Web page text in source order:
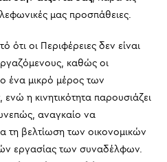
μας προσπάθειες.
ότι οι Περιφέρειες δεν είναι
καθώς οι
ένα μικρό μέρος των
η κινητικότητα παρουσιάζει
αναγκαίο να
τη βελτίωση των οικονομικών
εργασίας των συναδέλφων.